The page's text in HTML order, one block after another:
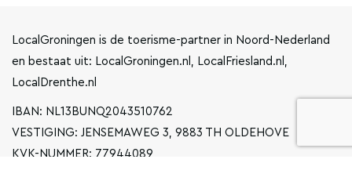
LocalGroningen is de toerisme-partner in Noord-Nederland
en bestaat uit: LocalGroningen.nl, LocalFriesland.nl,
LocalDrenthe.nl
IBAN: NL13BUNQ2043510762
VESTIGING: JENSEMAWEG 3, 9883 TH OLDEHOVE
KVK-NUMMER: 77944089